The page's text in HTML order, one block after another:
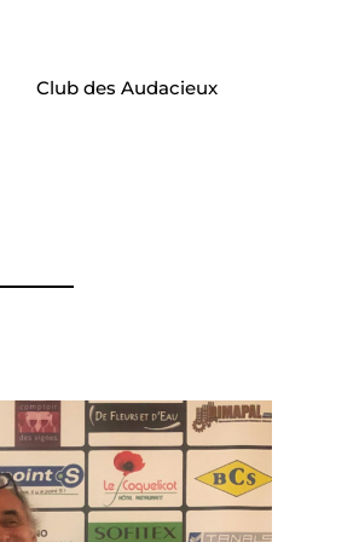
Club des Audacieux